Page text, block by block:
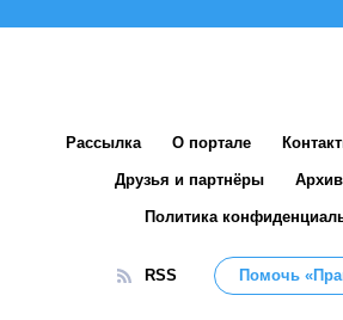
Рассылка О портале
Друзья и партнёры
Политика
RSS Помочь